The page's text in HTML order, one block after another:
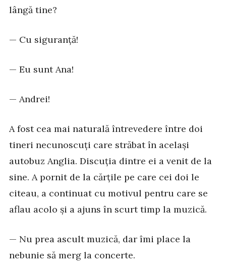
lângă tine?
— Cu siguranță!
— Eu sunt Ana!
— Andrei!
A fost cea mai naturală întrevedere între doi
tineri necunoscuți care străbat în același
autobuz Anglia. Discuția dintre ei a venit de la
sine. A pornit de la cărțile pe care cei doi le
citeau, a continuat cu motivul pentru care se
aflau acolo și a ajuns în scurt timp la muzică.
— Nu prea ascult muzică, dar îmi place la
nebunie să merg la concerte.